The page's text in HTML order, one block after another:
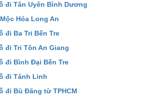
đi Tân Uyên Bình Dương
Hóa Long An
đi Ba Tri Bến Tre
đi Tri Tôn An Giang
đi Bình Đại Bến Tre
đi Tánh Linh
đi Bù Đăng từ TPHCM